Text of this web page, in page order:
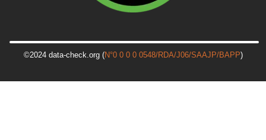
©2024 data-check.org (N°0 0 0 0 0548/RDA/J06/SAAJP/BAPP)